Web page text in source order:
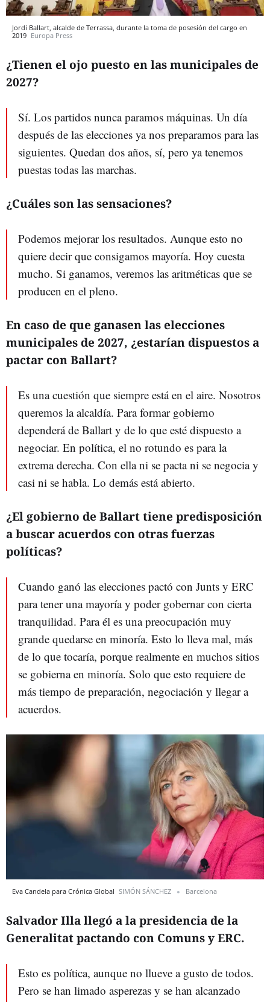
Jordi Ballart, alcalde de Terrassa, durante la toma de posesión del cargo en
2019 Europa Press
¿Tienen el ojo puesto en las municipales de
2027?
Sí. Los partidos nunca paramos máquinas. Un día
después de las elecciones ya nos preparamos para las
siguientes. Quedan dos años, sí, pero ya tenemos
puestas todas las marchas.
¿Cuáles son las sensaciones?
Podemos mejorar los resultados. Aunque esto no
quiere decir que consigamos mayoría. Hoy cuesta
mucho. Si ganamos, veremos las aritméticas que se
producen en el pleno.
En caso de que ganasen las elecciones
municipales de 2027, ¿estarían dispuestos a
pactar con Ballart?
Es una cuestión que siempre está en el aire. Nosotros
queremos la alcaldía. Para formar gobierno
dependerá de Ballart y de lo que esté dispuesto a
negociar. En política, el no rotundo es para la
extrema derecha. Con ella ni se pacta ni se negocia y
casi ni se habla. Lo demás está abierto.
¿El gobierno de Ballart tiene predisposición
a buscar acuerdos con otras fuerzas
políticas?
Cuando ganó las elecciones pactó con Junts y ERC
para tener una mayoría y poder gobernar con cierta
tranquilidad. Para él es una preocupación muy
grande quedarse en minoría. Esto lo lleva mal, más
de lo que tocaría, porque realmente en muchos sitios
se gobierna en minoría. Solo que esto requiere de
más tiempo de preparación, negociación y llegar a
acuerdos.
Eva Candela para Crónica Global SIMÓN SÁNCHEZ Barcelona
Salvador Illa llegó a la presidencia de la
Generalitat pactando con Comuns y ERC.
Esto es política, aunque no llueve a gusto de todos.
Pero se han limado asperezas y se han alcanzado